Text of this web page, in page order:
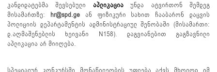
კანდიდატებმა შევსებული აპლიკაცია
უნდა ატვირთონ შემდეგ
მისამართზე: hr@spd.geან ფიზიკური სახით ჩააბარონ დაცვის
პოლიციის დეპარტამენტის ადმინისტრაციულ შენობაში (მისამართი:
დ.აღმაშენებლის ხეივანი N158). დაგვიანებით გაგზავნილი
აპლიკაცია არ მიიღება.